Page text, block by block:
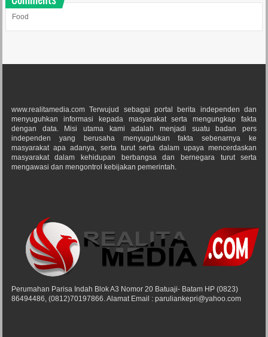
Food
www.realitamedia.com Terwujud sebagai portal berita independen dan
menyuguhkan informasi kepada masyarakat serta mengungkap fakta
dengan data. Misi utama kami adalah menjadi suatu badan pers
independen yang berusaha menyuguhkan fakta sebenarnya ke
masyarakat apa adanya, serta turut serta dalam upaya mencerdaskan
masyarakat dalam kehidupan berbangsa dan bernegara turut serta
mengawasi dan mengontrol kebijakan pemerintah.
Perumahan Parisa Indah Blok A3 Nomor 20 Batuaji- Batam HP (0823)
86494486, (0812)70197866. Alamat Email : paruliankepri@yahoo.com